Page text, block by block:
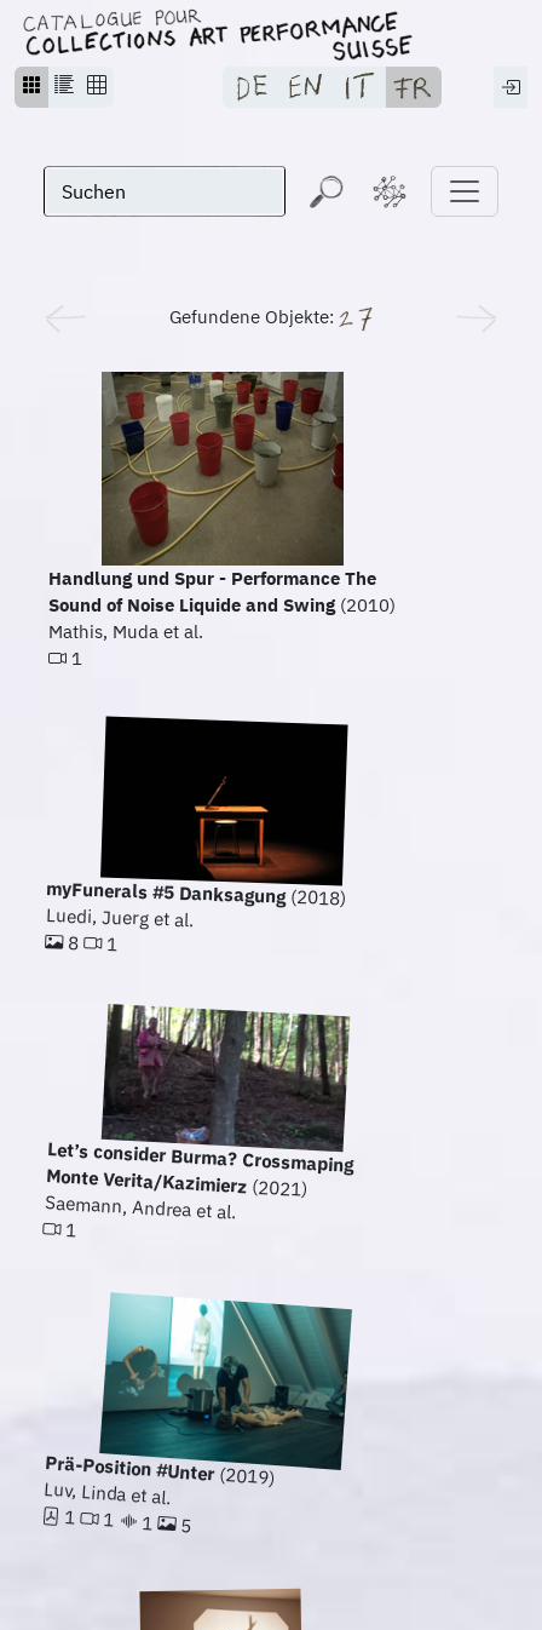
Gefundene Objekte:
Handlung und Spur - Performance The
Sound of Noise Liquide and Swing(2010)
Mathis, Muda et al.
1
myFunerals #5 Danksagung(2018)
Luedi, Juerg et al.
8 1
Let’s consider Burma? Crossmaping
Monte Verita/Kazimierz(2021)
Saemann, Andrea et al.
1
Prä-Position #Unter(2019)
Luv, Linda et al.
1 1 1 5